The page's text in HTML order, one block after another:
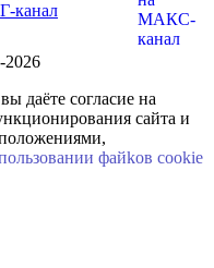
2026
даёте согласие на
сайта и
положениями,
файkов cookie